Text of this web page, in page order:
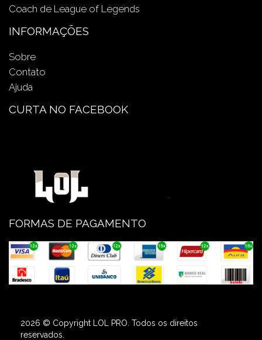
Coach de League of Legends
INFORMAÇÕES
Sobre
Contato
Ajuda
CURTA NO FACEBOOK
FORMAS DE PAGAMENTO
2026 © Copyright LOL PRO. Todos os direitos
reservados.